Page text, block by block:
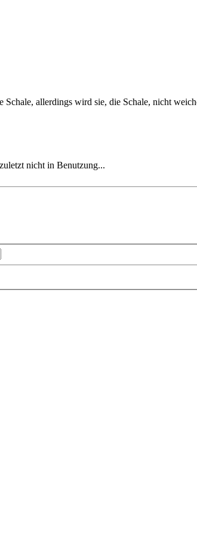
Schale, allerdings wird sie, die Schale, nicht
nicht in Benutzung...